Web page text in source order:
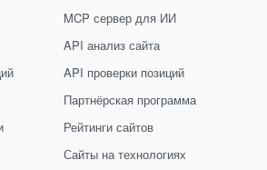
MCP сервер для ИИ
API анализ сайта
API проверки позиций
Партнёрская программа
Рейтинги сайтов
Сайты на технологиях